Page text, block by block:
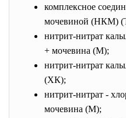
комплексное
мочевиной (НКМ)
нитрит-нитрат
+ мочевина (М);
нитрит-нитрат
(ХК);
нитрит-нитрат -
мочевина (М);